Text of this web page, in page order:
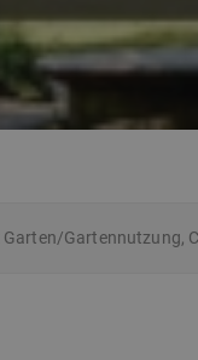
Gartennutzung,